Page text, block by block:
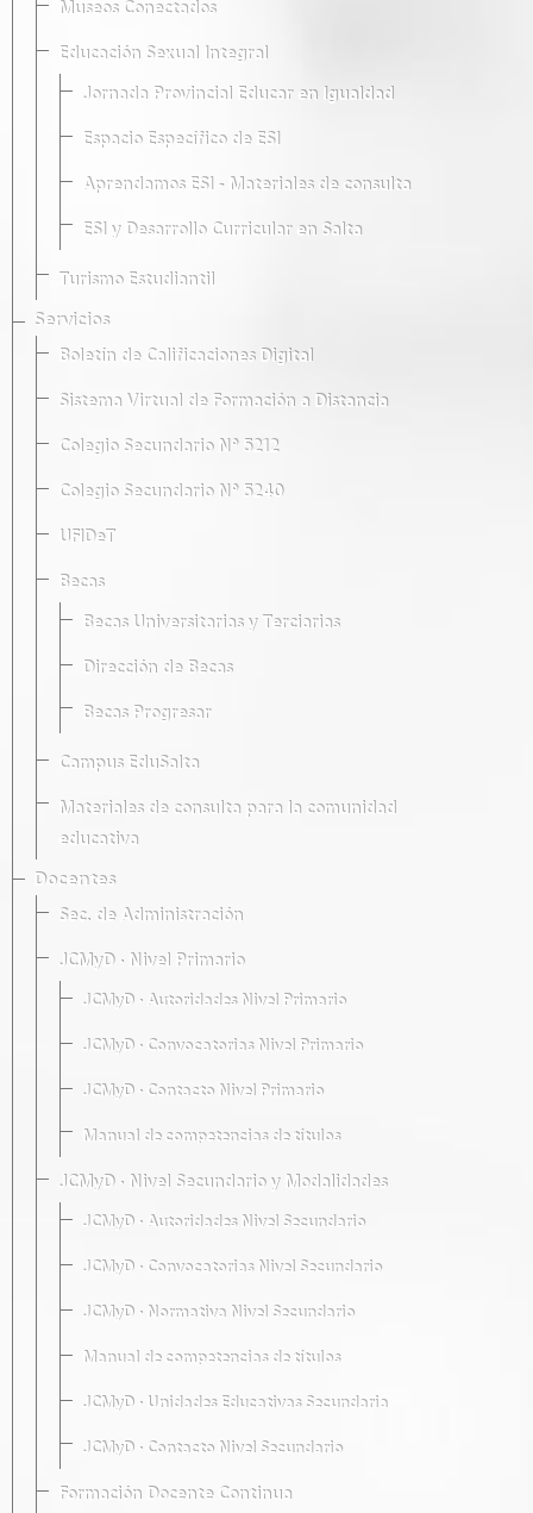
Museos Conectados
Educación Sexual Integral
Jornada Provincial Educar en Igualdad
Espacio Específico de ESI
Aprendamos ESI - Materiales de consulta
ESI y Desarrollo Curricular en Salta
Turismo Estudiantil
Servicios
Boletín de Calificaciones Digital
Sistema Virtual de Formación a Distancia
Colegio Secundario Nº 5212
Colegio Secundario Nº 5240
UFIDeT
Becas
Becas Universitarias y Terciarias
Dirección de Becas
Becas Progresar
Campus EduSalta
Materiales de consulta para la comunidad
educativa
Docentes
Sec. de Administración
JCMyD · Nivel Primario
JCMyD · Autoridades Nivel Primario
JCMyD · Convocatorias Nivel Primario
JCMyD · Contacto Nivel Primario
Manual de competencias de títulos
JCMyD · Nivel Secundario y Modalidades
JCMyD · Autoridades Nivel Secundario
JCMyD · Convocatorias Nivel Secundario
JCMyD · Normativa Nivel Secundario
Manual de competencias de títulos
JCMyD · Unidades Educativas Secundaria
JCMyD · Contacto Nivel Secundario
Formación Docente Continua